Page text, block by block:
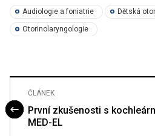
Audiologie a foniatrie Dětská
Otorinolaryngologie
ČLÁNEK
První zkušenosti s
MED-EL